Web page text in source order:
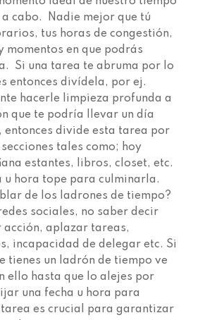
cabo.⁣⁣⁣ ⁣⁣⁣⁣ Nadie mejor que tú
tus horas de congestión,
momentos en que podrás
Si una tarea te abruma por lo
entonces divídela, por ej.
hacerle limpieza profunda a
que te podría llevar un día
entonces divide esta tarea por
tales como; hoy
estantes, libros, closet, etc.⁣⁣⁣⁣⁣⁣⁣⁣⁣
u hora tope para culminarla.⁣⁣⁣⁣⁣⁣⁣⁣
de los ladrones de tiempo?
sociales, no saber decir
acción, aplazar tareas,
incapacidad de delegar etc. Si
tienes un ladrón de tiempo ve
ello hasta que lo alejes por
una fecha u hora para
es crucial para garantizar